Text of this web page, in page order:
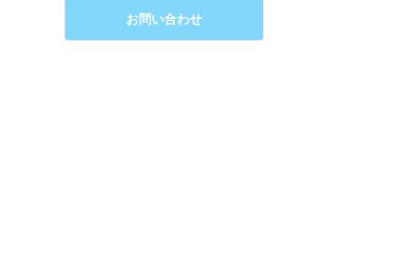
お問い合わせ